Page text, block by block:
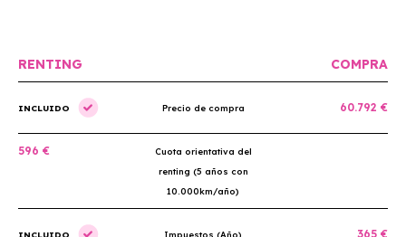
RENTING COMPRA
INCLUIDO Precio de compra 60.792 €
596 €
Cuota orientativa del
renting (5 años con
10.000km/año)
INCLUIDO Impuestos (Año) 365 €